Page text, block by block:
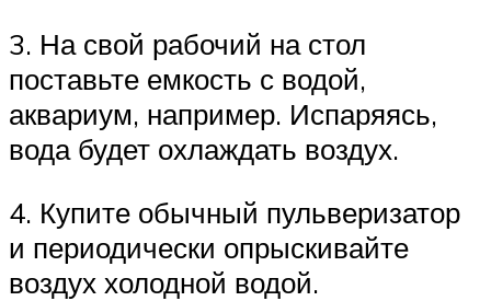
3. На свой рабочий на стол
поставьте емкость с водой,
аквариум, например. Испаряясь,
вода будет охлаждать воздух.
4. Купите обычный пульверизатор
и периодически опрыскивайте
воздух холодной водой.